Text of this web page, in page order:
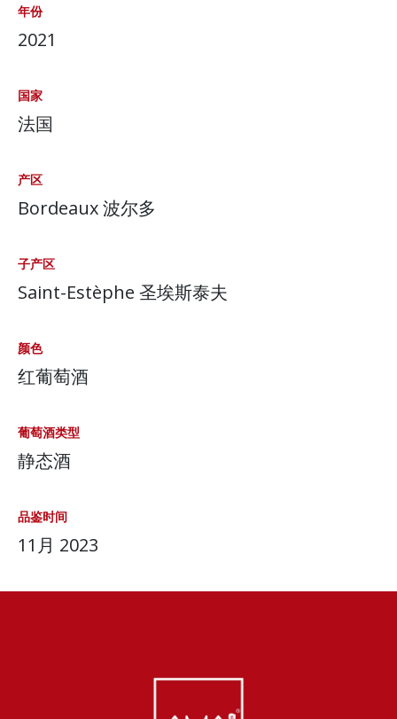
年份
2021
国家
法国
产区
Bordeaux 波尔多
子产区
Saint-Estèphe 圣埃斯泰夫
颜色
红葡萄酒
葡萄酒类型
静态酒
品鉴时间
11月 2023